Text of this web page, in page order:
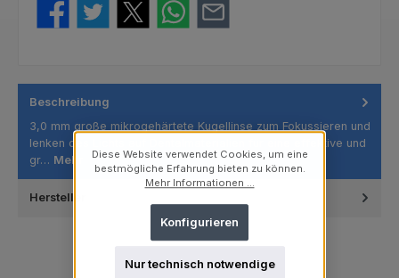
Beschreibung
3,0 mm große mikrogehärtete Kugellinse zum Fokussieren und
lenken des Lichts auf Dentalmaterialien für eine effektive und
gr… Mehr
Hersteller
Diese Website verwendet Cookies, um eine
bestmögliche Erfahrung bieten zu können.
Mehr Informationen ...
Nur technisch notwendige
Konfigurieren